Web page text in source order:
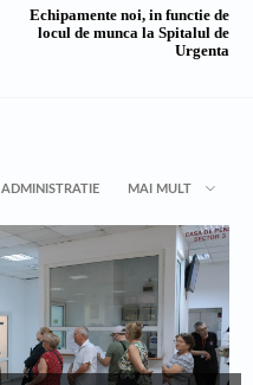
Echipamente noi, in functie de
locul de munca la Spitalul de
Urgenta
ADMINISTRATIE MAI MULT